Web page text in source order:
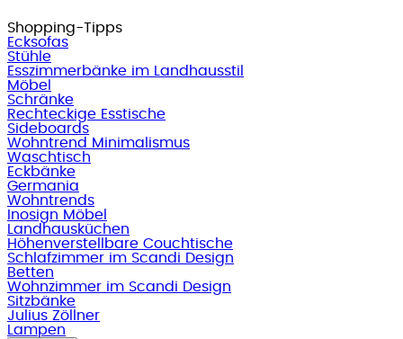
Shopping-Tipps
Ecksofas
Stühle
Esszimmerbänke im Landhausstil
Möbel
Schränke
Rechteckige Esstische
Sideboards
Wohntrend Minimalismus
Waschtisch
Eckbänke
Germania
Wohntrends
Inosign Möbel
Landhausküchen
Höhenverstellbare Couchtische
Schlafzimmer im Scandi Design
Betten
Wohnzimmer im Scandi Design
Sitzbänke
Julius Zöllner
Lampen